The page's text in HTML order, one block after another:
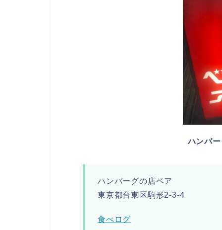
ハンバ
ハンバーグの店ベア
東京都台東区駒形2-3-4
食べログ